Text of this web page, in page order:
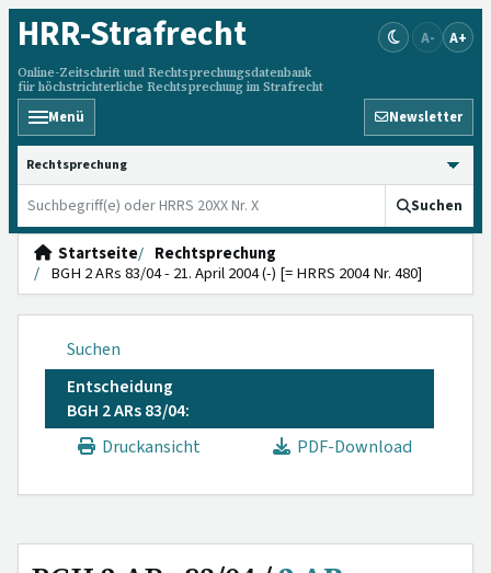
HRR-Strafrecht
Online-Zeitschrift und Rechtsprechungsdatenbank
für höchstrichterliche Rechtsprechung im Strafrecht
A- A+
Menü Newsletter
HRRS durchsuchen
Suchen
Startseite
Rechtsprechung
BGH 2 ARs 83/04 - 21. April 2004 (-) [= HRRS 2004 Nr. 480]
Suchen
Entscheidung
BGH 2 ARs 83/04:
Druckansicht
PDF-Download